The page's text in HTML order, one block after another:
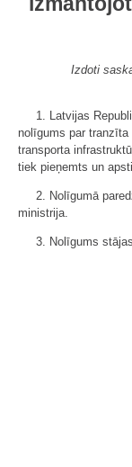
Izdoti
1. Latvijas
nolīgums par
transporta
tiek pieņemts un
2. Nolīgumā
ministrija.
3. Nolīgums